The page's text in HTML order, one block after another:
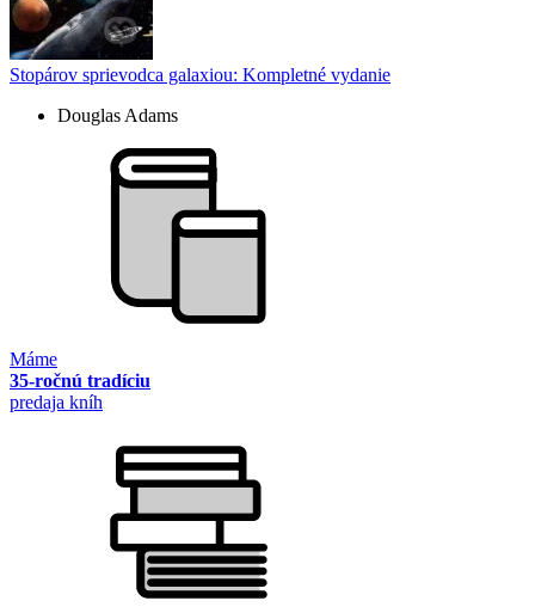
Stopárov sprievodca galaxiou: Kompletné vydanie
Douglas Adams
Máme
35-ročnú tradíciu
predaja kníh